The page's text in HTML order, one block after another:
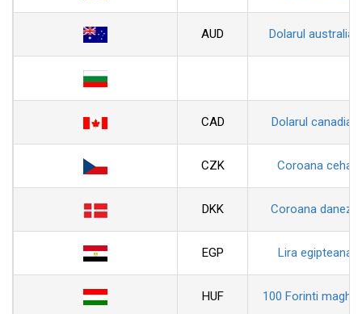
AUD Dolarul australian
CAD Dolarul canadian
CZK Coroana ceha
DKK Coroana daneza
EGP Lira egipteana
HUF 100 Forinti